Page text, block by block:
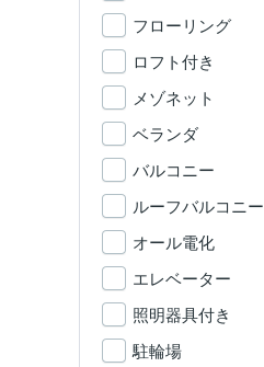
フローリング
ロフト付き
メゾネット
ベランダ
バルコニー
ルーフバルコニー
オール電化
エレベーター
照明器具付き
駐輪場